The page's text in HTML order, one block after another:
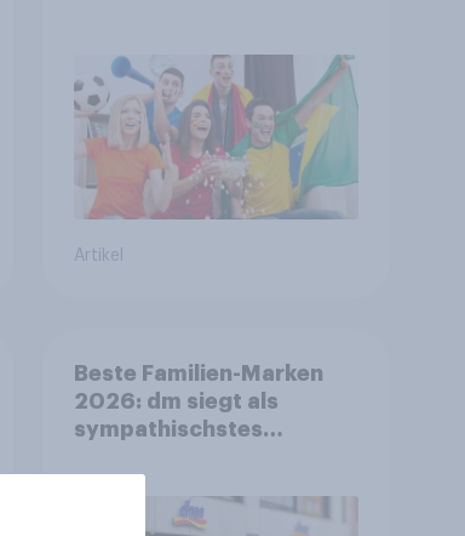
Artikel
Beste Familien-Marken
2026: dm siegt als
sympathischstes